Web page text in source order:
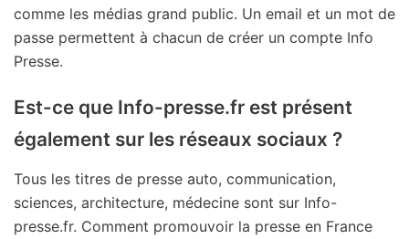
comme les médias grand public. Un email et un mot de
passe permettent à chacun de créer un compte Info
Presse.
Est-ce que Info-presse.fr est présent
également sur les réseaux sociaux ?
Tous les titres de presse auto, communication,
sciences, architecture, médecine sont sur Info-
presse.fr. Comment promouvoir la presse en France